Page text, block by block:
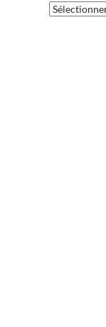
Archives